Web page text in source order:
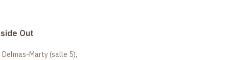
Out
Marty (salle 5),